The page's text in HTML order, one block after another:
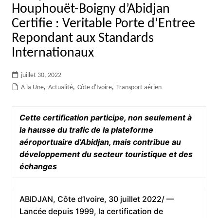
Houphouët-Boigny d’Abidjan
Certifie : Veritable Porte d’Entree
Repondant aux Standards
Internationaux
juillet 30, 2022
A la Une, Actualité, Côte d'Ivoire, Transport aérien
Cette certification participe, non seulement à
la hausse du trafic de la plateforme
aéroportuaire d’Abidjan, mais contribue au
développement du secteur touristique et des
échanges
ABIDJAN, Côte d’Ivoire, 30 juillet 2022/ —
Lancée depuis 1999, la certification de